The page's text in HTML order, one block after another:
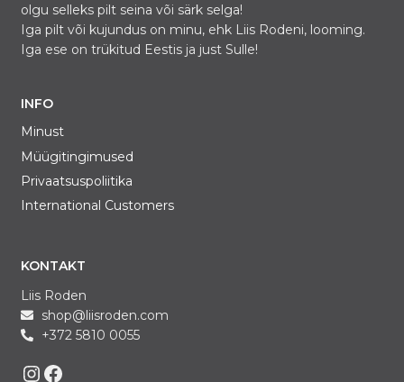
olgu selleks pilt seina või särk selga!
Iga pilt või kujundus on minu, ehk Liis Rodeni, looming.
Iga ese on trükitud Eestis ja just Sulle!
INFO
Minust
Müügitingimused
Privaatsuspoliitika
International Customers
KONTAKT
Liis Roden
shop@liisroden.com
+372 5810 0055
Liis on InstagramLiis on Facebook